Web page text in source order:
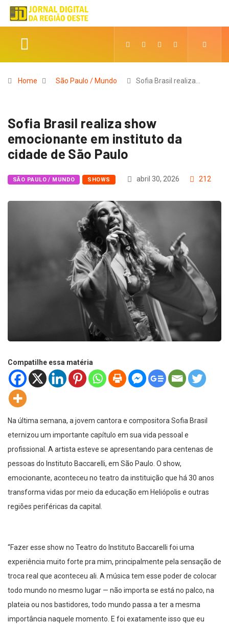
Home São Paulo / Mundo Sofia Brasil realiza…
Sofia Brasil realiza show
emocionante em instituto da
cidade de São Paulo
SÃO PAULO / MUNDO SHOWS abril 30, 2026 212
Compatilhe essa matéria
Na última semana, a jovem cantora e compositora Sofia Brasil
eternizou um importante capítulo em sua vida pessoal e
profissional. A artista esteve se apresentando para centenas de
pessoas do Instituto Baccarelli, em São Paulo. O show,
emocionante, aconteceu no teatro da instituição que há 30 anos
transforma vidas por meio da educação em Heliópolis e outras
regiões periféricas da capital.
“Fazer esse show no Teatro do Instituto Baccarelli foi uma
experiência muito forte pra mim, principalmente pela sensação de
troca real que aconteceu ali. A música tem esse poder de colocar
todo mundo no mesmo lugar — não importa se está no palco, na
plateia ou nos bastidores, todo mundo passa a ter a mesma
importância naquele momento. E foi exatamente isso que eu